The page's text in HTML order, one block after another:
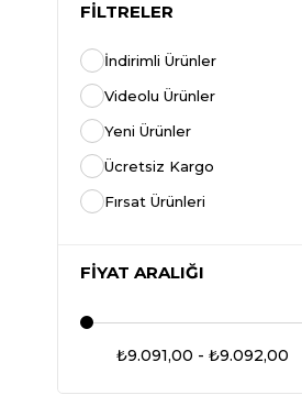
FILTRELER
İndirimli Ürünler
Videolu Ürünler
Yeni Ürünler
Ücretsiz Kargo
Fırsat Ürünleri
FIYAT ARALIĞI
₺9.091,00 - ₺9.092,00